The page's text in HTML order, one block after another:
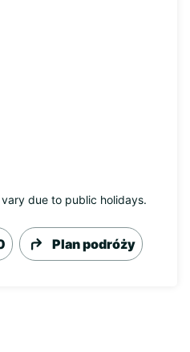
due to public holidays.
Plan podróży